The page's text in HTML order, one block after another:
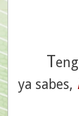
T
ya sabes,